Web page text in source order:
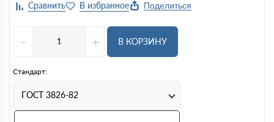
Поделиться
- + В КОРЗИНУ
Стандарт:
ГОСТ 3826-82